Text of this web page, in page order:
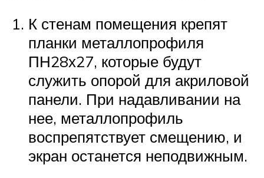
К стенам помещения крепят
планки металлопрофиля
ПН28х27, которые будут
служить опорой для акриловой
панели. При надавливании на
нее, металлопрофиль
воспрепятствует смещению, и
экран останется неподвижным.